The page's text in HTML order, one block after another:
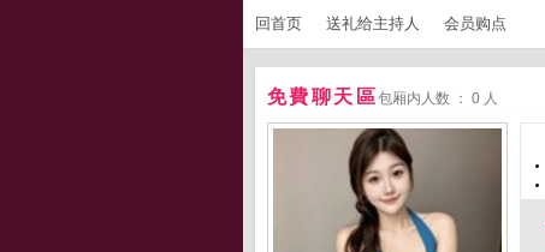
回首页 送礼给主持人 会员购点
免費聊天區包厢内人数 ： 0 人